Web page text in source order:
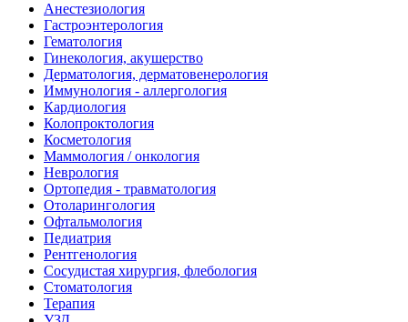
Анестезиология
Гастроэнтерология
Гематология
Гинекология, акушерство
Дерматология, дерматовенерология
Иммунология - аллергология
Кардиология
Колопроктология
Косметология
Маммология / онкология
Неврология
Ортопедия - травматология
Отоларингология
Офтальмология
Педиатрия
Рентгенология
Сосудистая хирургия, флебология
Стоматология
Терапия